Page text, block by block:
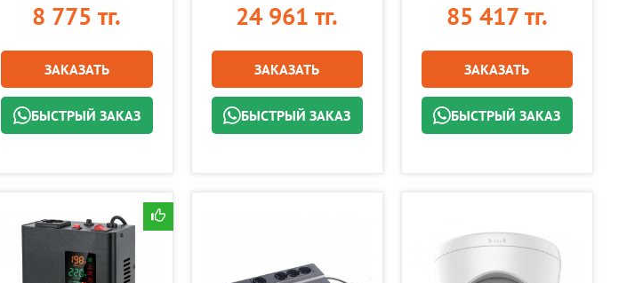
8 775 тг.
ЗАКАЗАТЬ
БЫСТРЫЙ ЗАКАЗ
24 961 тг.
ЗАКАЗАТЬ
БЫСТРЫЙ ЗАКАЗ
85 417 тг.
ЗАКАЗАТЬ
БЫСТРЫЙ ЗАКАЗ